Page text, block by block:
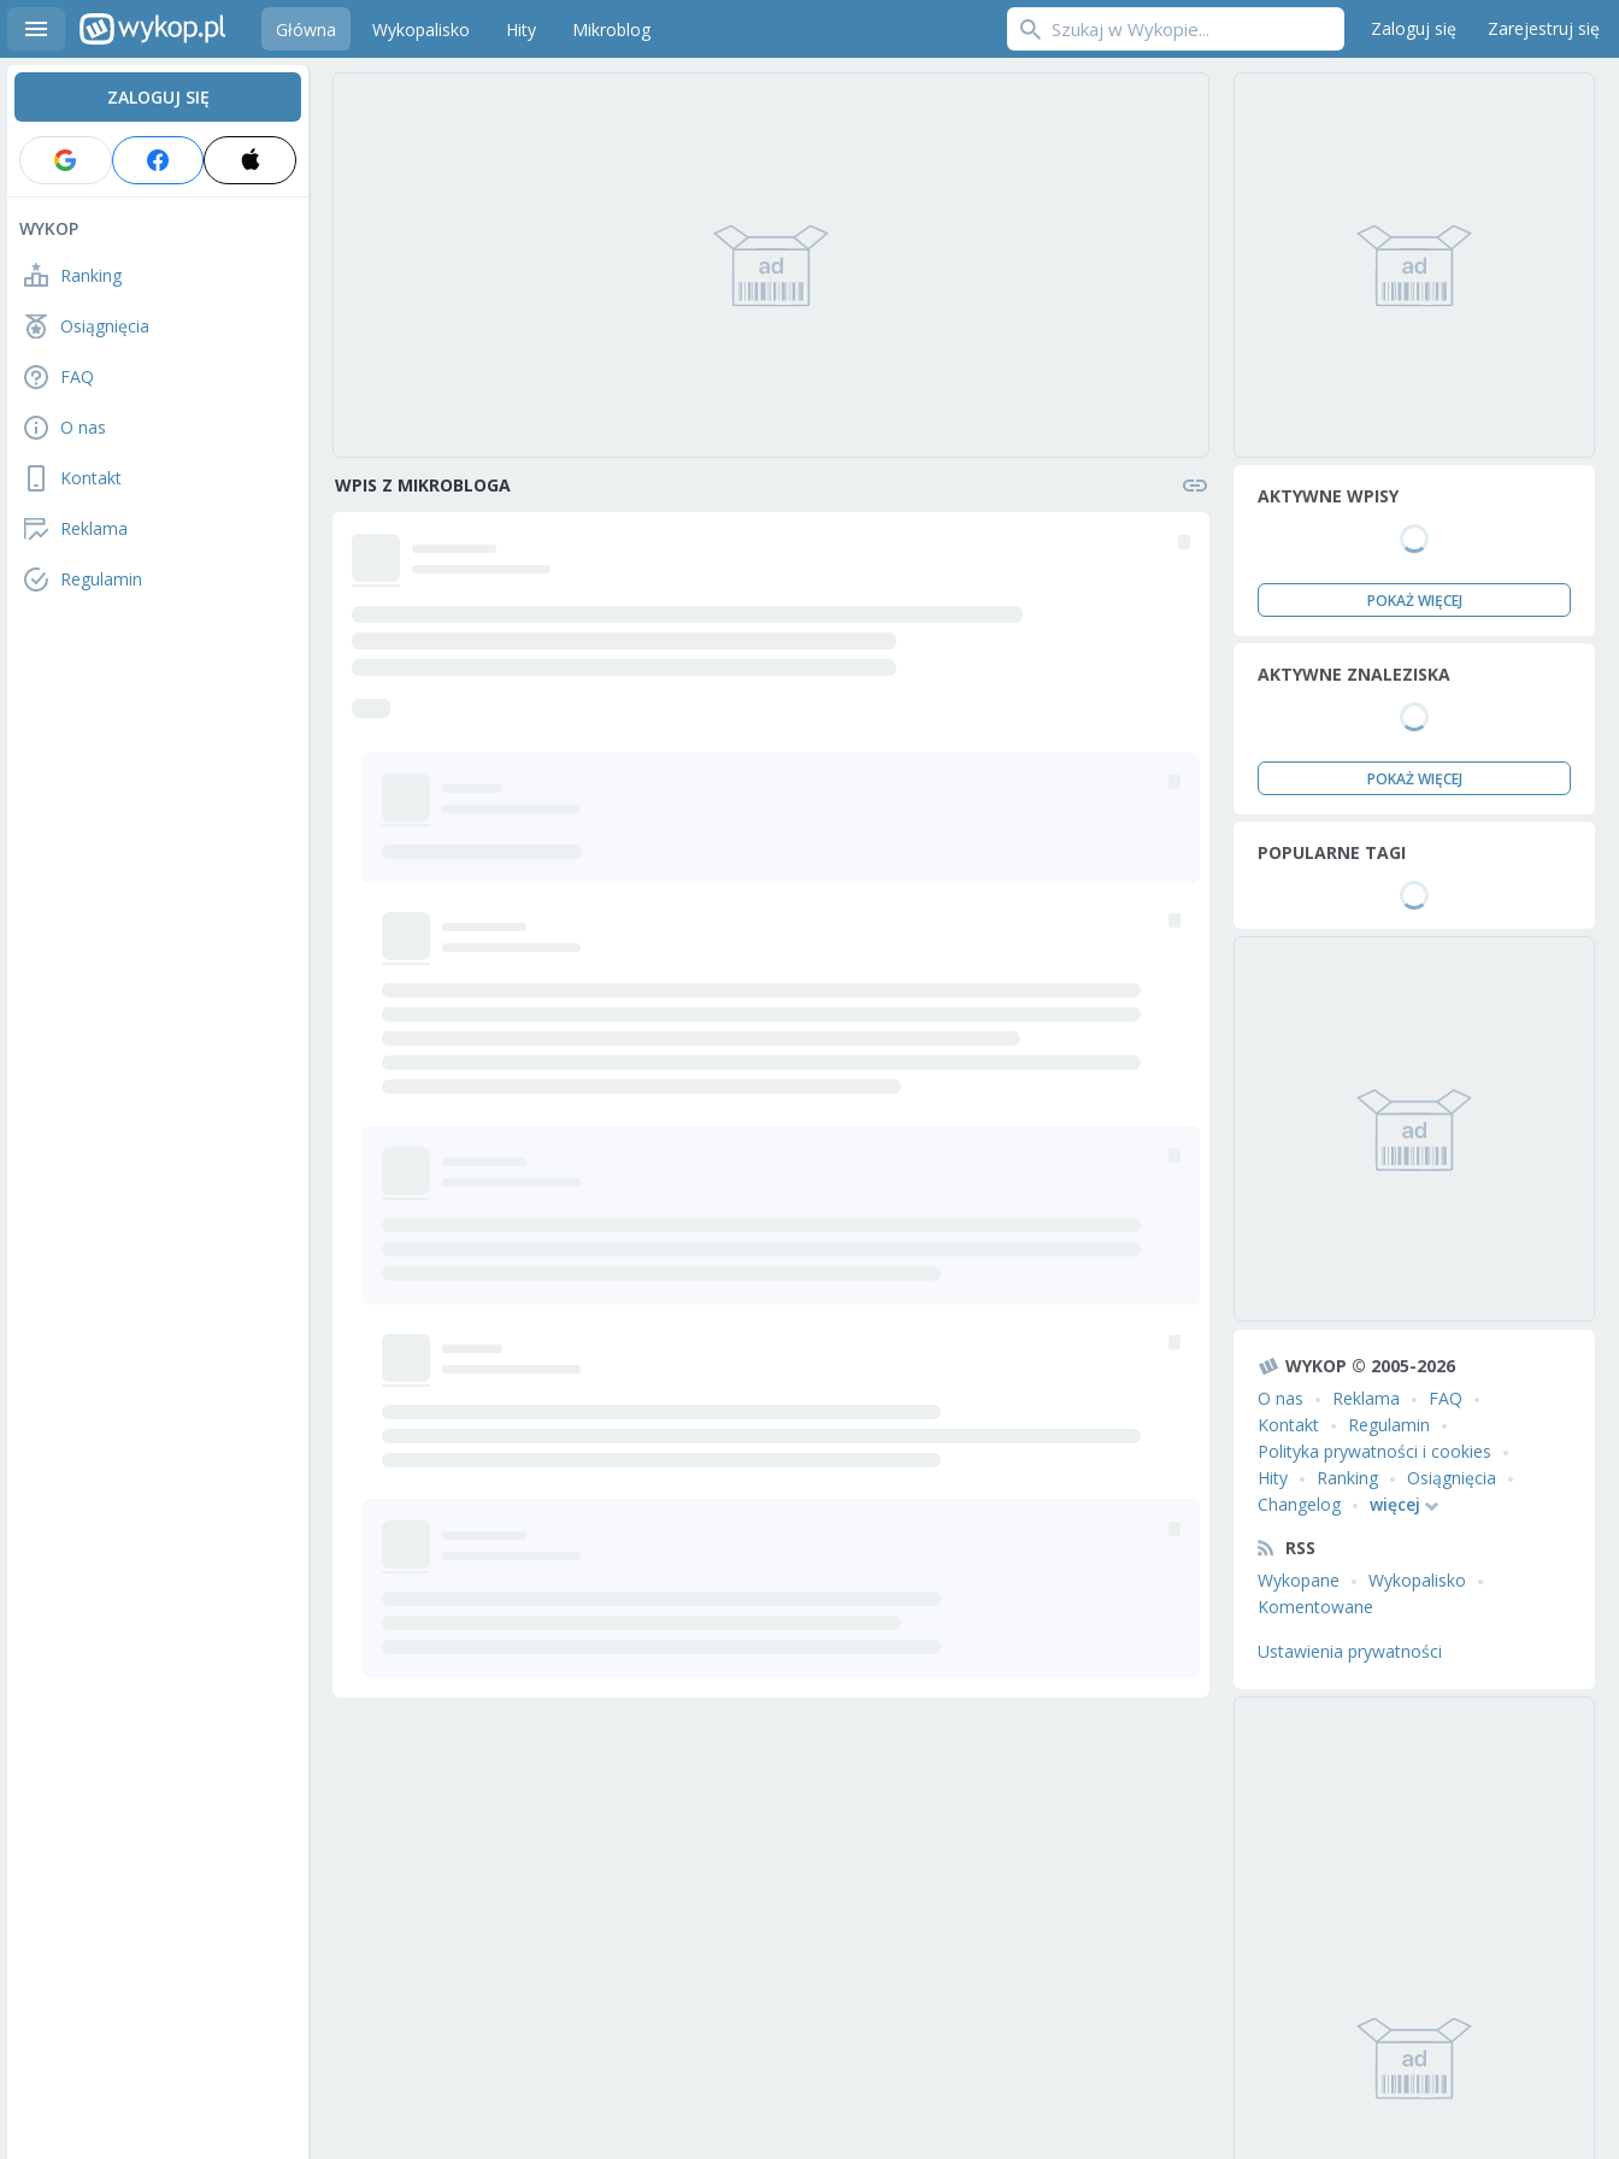
Główna Wykopalisko Hity Mikroblog Zaloguj się Zarejestruj się
ZALOGUJ SIĘ
WYKOP
Ranking
Osiągnięcia
FAQ
O nas
Kontakt
Reklama
Regulamin
WPIS Z MIKROBLOGA AKTYWNE WPISY
POKAŻ WIĘCEJ
AKTYWNE ZNALEZISKA
POKAŻ WIĘCEJ
POPULARNE TAGI
WYKOP © 2005-2026
O nas
Reklama
FAQ
Kontakt
Regulamin
Polityka prywatności i cookies
Hity
Ranking
Osiągnięcia
Changelog
więcej
RSS
Wykopane
Wykopalisko
Komentowane
Ustawienia prywatności